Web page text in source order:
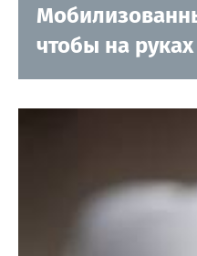
чтобы на